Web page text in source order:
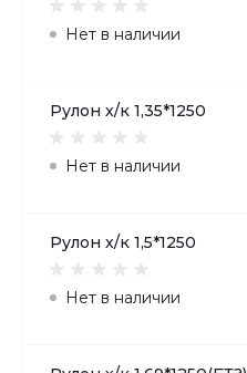
Нет в наличии
Рулон х/к 1,35*1250
Нет в наличии
Рулон х/к 1,5*1250
Нет в наличии